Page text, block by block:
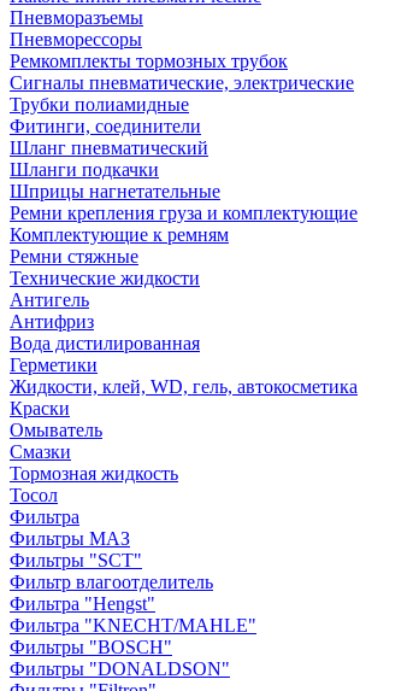
Пневморазъемы
Пневморессоры
Ремкомплекты тормозных трубок
Сигналы пневматические, электрические
Трубки полиамидные
Фитинги, соединители
Шланг пневматический
Шланги подкачки
Шприцы нагнетательные
Ремни крепления груза и комплектующие
Комплектующие к ремням
Ремни стяжные
Технические жидкости
Антигель
Антифриз
Вода дистилированная
Герметики
Жидкости, клей, WD, гель, автокосметика
Краски
Омыватель
Смазки
Тормозная жидкость
Тосол
Фильтра
Фильтры МАЗ
Фильтры "SCT"
Фильтр влагоотделитель
Фильтра "Hengst"
Фильтра "KNECHT/MAHLE"
Фильтры "BOSCH"
Фильтры "DONALDSON"